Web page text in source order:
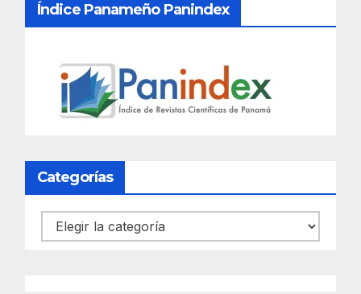
Índice Panameño Panindex
Categorías
Categorías